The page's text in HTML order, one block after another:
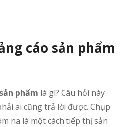
cáo sản phẩm
phẩm là gì? Câu hỏi này
ai cũng trả lời được. Chụp
na là một cách tiếp thị sản